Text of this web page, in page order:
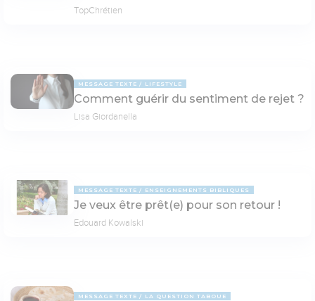
TopChrétien
MESSAGE TEXTE LIFESTYLE
Comment guérir du sentiment de rejet ?
Lisa Giordanella
MESSAGE TEXTE ENSEIGNEMENTS BIBLIQUES
Je veux être prêt(e) pour son retour !
Edouard Kowalski
MESSAGE TEXTE LA QUESTION TABOUE